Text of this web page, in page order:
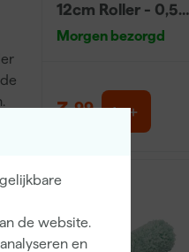
de website.
en
12cm Roller - 0,5L
+ 5 Inzetbakken
Morgen bezorgd
3,99